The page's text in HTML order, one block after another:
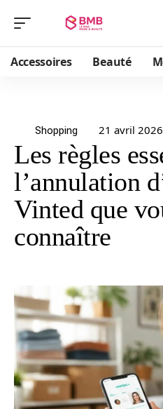
Accessoires Beauté
Shopping 21 avril 2026
Les règles
l’annulation
Vinted que
connaître